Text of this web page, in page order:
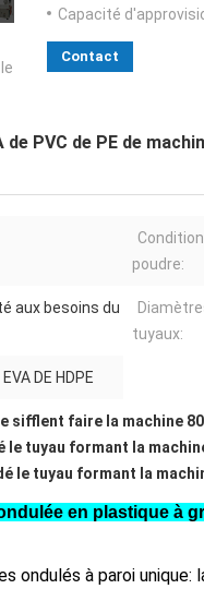
Capacité
Contact
PVC de PE de
poudre:
aux besoins du
tuyaux:
DE HDPE
sifflent faire la machine
le tuyau formant la
le tuyau formant la
en plastique à
ondulés à paroi